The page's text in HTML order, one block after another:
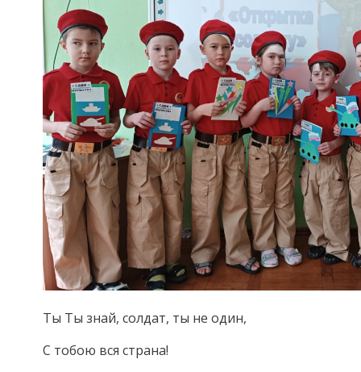
Ты Ты знай, солдат, ты не один,
С тобою вся страна!